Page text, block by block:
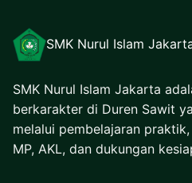
SMK Nurul Islam
SMK Nurul Islam Jakarta
berkarakter di Duren Sawit
melalui pembelajaran
MP, AKL, dan dukungan